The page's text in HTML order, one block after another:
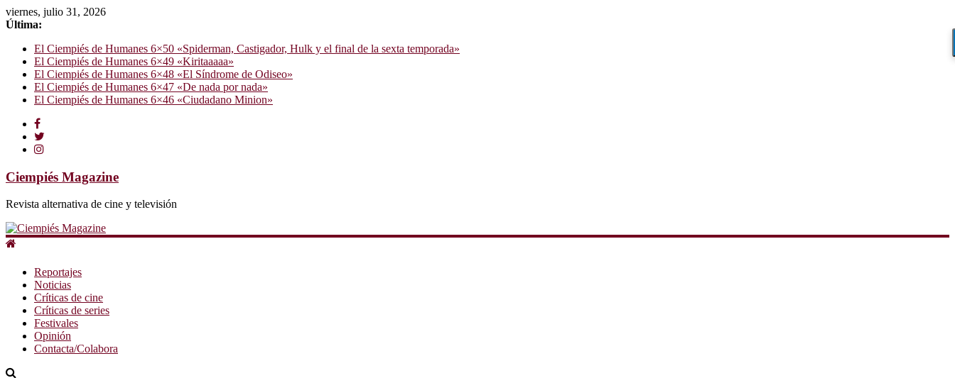
viernes, julio 31, 2026
Última:
El Ciempiés de Humanes 6×50 «Spiderman, Castigador, Hulk y el final de la sexta temporada»
El Ciempiés de Humanes 6×49 «Kiritaaaaa»
El Ciempiés de Humanes 6×48 «El Síndrome de Odiseo»
El Ciempiés de Humanes 6×47 «De nada por nada»
El Ciempiés de Humanes 6×46 «Ciudadano Minion»
Ciempiés Magazine
Revista alternativa de cine y televisión
Reportajes
Noticias
Críticas de cine
Críticas de series
Festivales
Opinión
Contacta/Colabora